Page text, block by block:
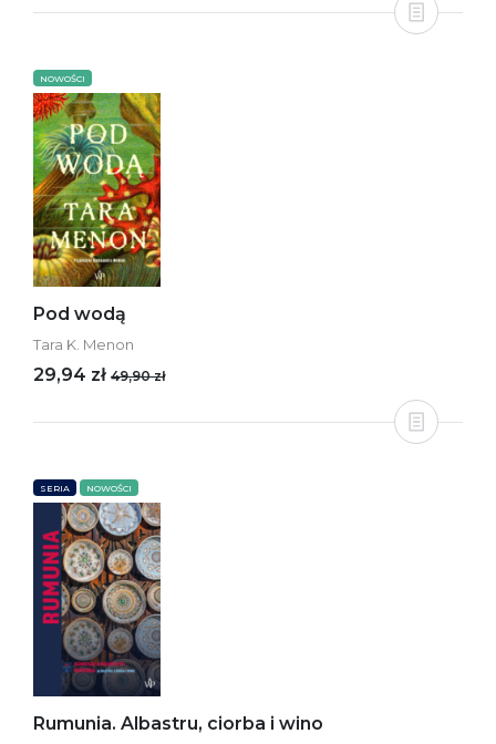
NOWOŚCI
Pod wodą
Tara K. Menon
29,94 zł 49,90 zł
SERIA NOWOŚCI
Rumunia. Albastru, ciorba i wino